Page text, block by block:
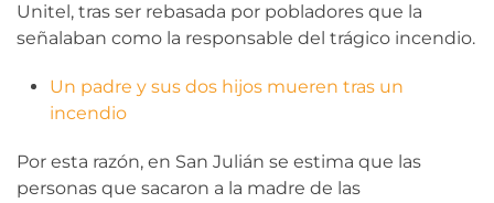
Unitel, tras ser rebasada por pobladores que la
señalaban como la responsable del trágico incendio.
Un padre y sus dos hijos mueren tras un
incendio
Por esta razón, en San Julián se estima que las
personas que sacaron a la madre de las